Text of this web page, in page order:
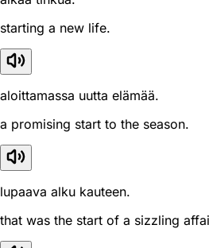
starting a new life.
aloittamassa uutta elämää.
a promising start to the season.
lupaava alku kauteen.
that was the start of a sizzling